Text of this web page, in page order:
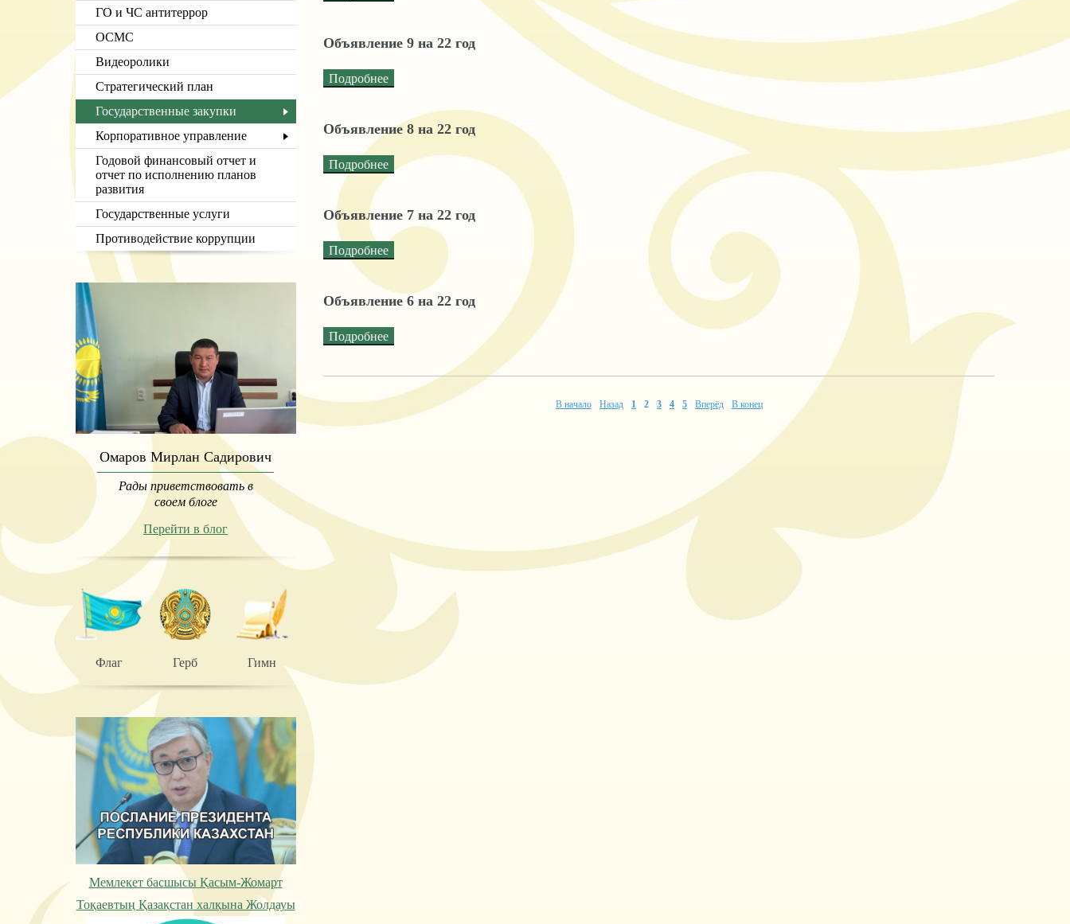
ГО и ЧС антитеррор
ОСМС
Видеоролики
Стратегический план
Государственные закупки
Корпоративное управление
Годовой финансовый отчет и
отчет по исполнению планов
развития
Государственные услуги
Противодействие коррупции
Омаров Мирлан Садирович
Рады приветствовать в
своем блоге
Перейти в блог
Флаг Герб Гимн
Мемлекет басшысы Қасым-Жомарт
Тоқаевтың Қазақстан халқына Жолдауы
Объявление 9 на 22 год
Подробнее
Объявление 8 на 22 год
Подробнее
Объявление 7 на 22 год
Подробнее
Объявление 6 на 22 год
Подробнее
В начало Назад 1 2 3 4 5 Вперёд В конец